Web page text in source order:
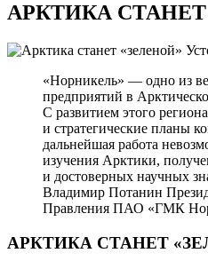
АРКТИКА
«Норникель» — одно из
предприятий в
С развитием этого
и стратегические планы
дальнейшая работа
изучения Арктики,
и достоверных научных
Владимир Потанин
Правления ПАО «ГМК
АРКТИКА СТАНЕТ